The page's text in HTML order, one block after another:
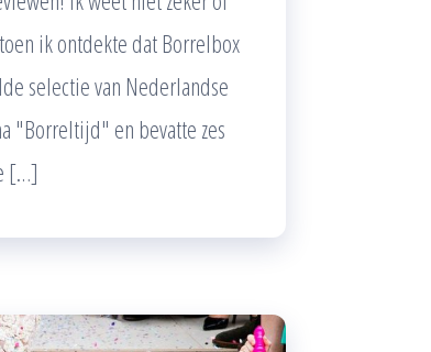
ik ontdekte dat Borrelbox
selectie van Nederlandse
"Borreltijd" en bevatte zes
[…]